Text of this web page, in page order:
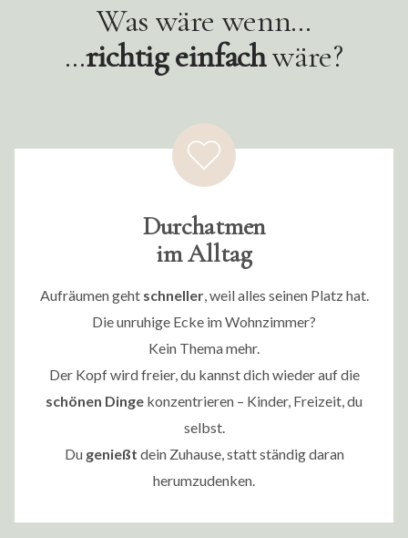
Was wäre wenn…
…richtig einfachwäre?
Durchatmen
im Alltag
Aufräumen geht schneller, weil alles seinen Platz hat.
Die unruhige Ecke im Wohnzimmer?
Kein Thema mehr.
Der Kopf wird freier, du kannst dich wieder auf die
schönen Dinge konzentrieren – Kinder, Freizeit, du
selbst.
Dugenießt dein Zuhause, statt ständig daran
herumzudenken.